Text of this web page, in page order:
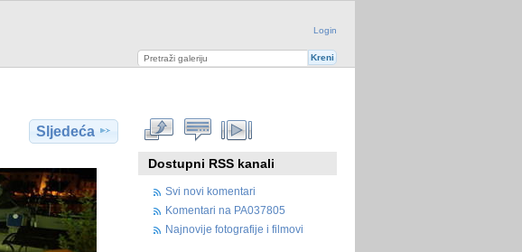
Login
Sljedeća
Dostupni RSS kanali
Svi novi komentari
Komentari na PA037805
Najnovije fotografije i filmovi